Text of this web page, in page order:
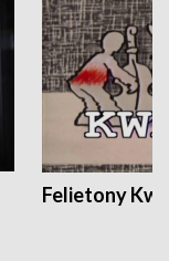
Felietony